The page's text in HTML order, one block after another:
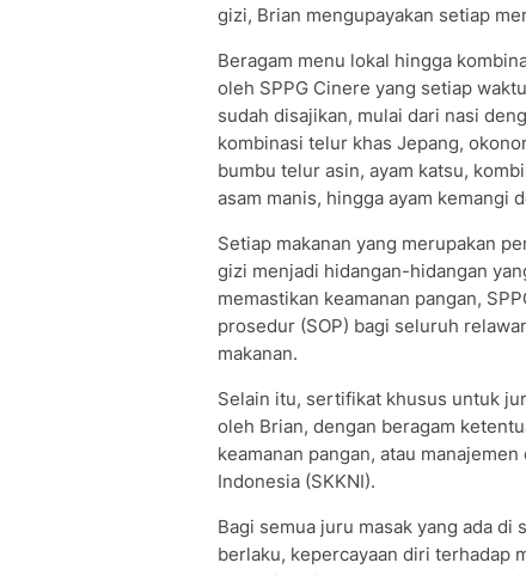
gizi, Brian mengupayakan setiap
Beragam menu lokal hingga
oleh SPPG Cinere yang setiap
sudah disajikan, mulai dari nasi
kombinasi telur khas Jepang,
bumbu telur asin, ayam katsu,
asam manis, hingga ayam kemangi
Setiap makanan yang merupakan
gizi menjadi hidangan-hidangan
memastikan keamanan pangan,
prosedur (SOP) bagi seluruh
makanan.
Selain itu, sertifikat khusus untuk
oleh Brian, dengan beragam
keamanan pangan, atau
Indonesia (SKKNI).
Bagi semua juru masak yang ada di
berlaku, kepercayaan diri terhadap